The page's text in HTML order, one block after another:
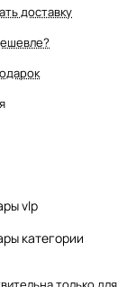
доставку
vlp
категории